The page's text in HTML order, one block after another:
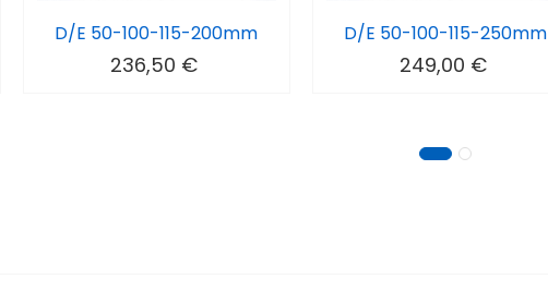
D/E 50-100-115-200mm
236,50 €
D/E 50-100-115-250mm
249,00 €